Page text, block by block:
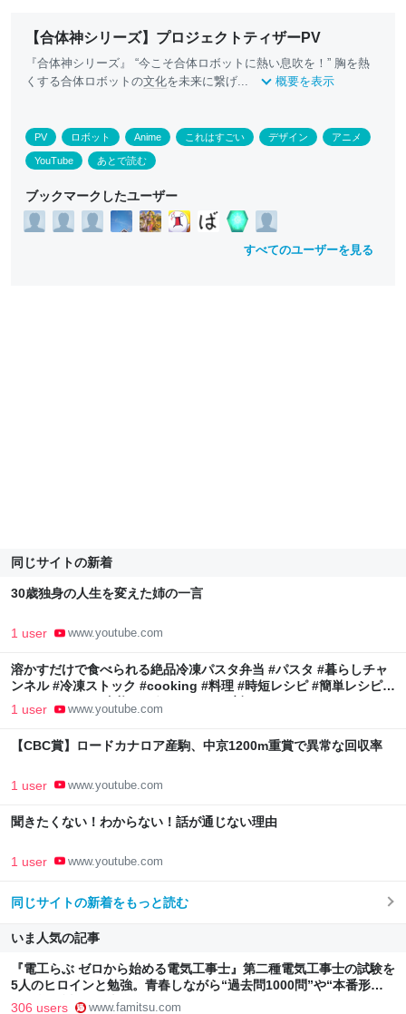
【合体神シリーズ】プロジェクトティザーPV
『合体神シリーズ』 “今こそ合体ロボットに熱い息吹を！” 胸を熱
くする合体ロボットの文化を未来に繋げ... 概要を表示
PV ロボット Anime これはすごい デザイン アニメ
YouTube あとで読む
ブックマークしたユーザー
すべてのユーザーを見る
同じサイトの新着
30歳独身の人生を変えた姉の一言
1 user www.youtube.com
溶かすだけで食べられる絶品冷凍パスタ弁当 #パスタ #暮らしチャ
ンネル #冷凍ストック #cooking #料理 #時短レシピ #簡単レシピ
#pasta #food #自炊 #おうちごはん #時短
1 user www.youtube.com
【CBC賞】ロードカナロア産駒、中京1200m重賞で異常な回収率
1 user www.youtube.com
聞きたくない！わからない！話が通じない理由
1 user www.youtube.com
同じサイトの新着をもっと読む
いま人気の記事
『電工らぶ ゼロから始める電気工事士』第二種電気工事士の試験を
5人のヒロインと勉強。青春しながら“過去問1000問”や“本番形式
CBT模擬試験”で本格的に学べるノベルゲーム | ゲーム・エンタメ
306 users www.famitsu.com